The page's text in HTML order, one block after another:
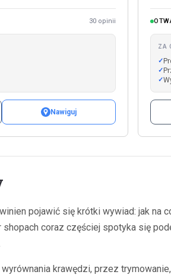
30 opinii
Nawiguj
ZA
pojawić się krótki wywiad: jak na
coraz częściej spotyka się
krawędzi, przez